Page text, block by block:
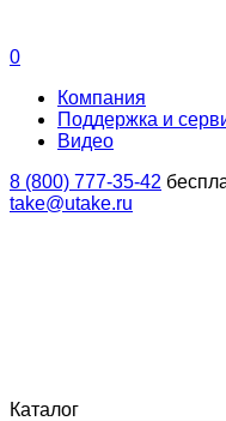
0
Компания
Поддержка и
Видео
8 (800) 777-35-42
take@utake.ru
Каталог